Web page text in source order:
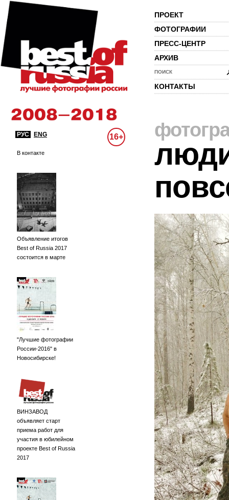
ПРОЕКТ
ФОТОГРАФИИ
ПРЕСС-ЦЕНТР
АРХИВ
ПОИСК
КОНТАКТЫ
РУС ENG 16+
В контакте
Объявление итогов
Best of Russia 2017
состоится в марте
"Лучшие фотографии
России-2016" в
Новосибирске!
ВИНЗАВОД
объявляет старт
приема работ для
участия в юбилейном
проекте Best of Russia
2017